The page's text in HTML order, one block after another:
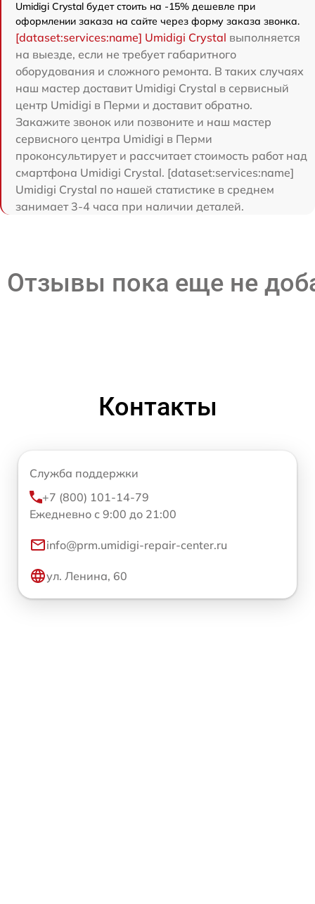
Umidigi Crystal будет стоить на -15% дешевле при
оформлении заказа на сайте через форму заказа звонка.
[dataset:services:name] Umidigi Crystal выполняется
на выезде, если не требует габаритного
оборудования и сложного ремонта. В таких случаях
наш мастер доставит Umidigi Crystal в сервисный
центр Umidigi в Перми и доставит обратно.
Закажите звонок или позвоните и наш мастер
сервисного центра Umidigi в Перми
проконсультирует и рассчитает стоимость работ над
смартфона Umidigi Crystal. [dataset:services:name]
Umidigi Crystal по нашей статистике в среднем
занимает 3-4 часа при наличии деталей.
Отзывы пока еще не
Контакты
Служба поддержки
+7 (800) 101-14-79
Ежедневно с 9:00 до 21:00
info@prm.umidigi-repair-center.ru
ул. Ленина, 60